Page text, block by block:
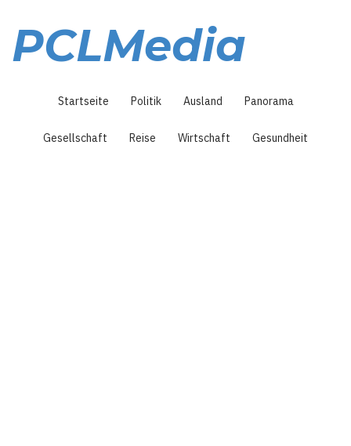
Inhalt
PCLMedia
Startseite Politik Ausland Panorama
Gesellschaft Reise Wirtschaft Gesundheit